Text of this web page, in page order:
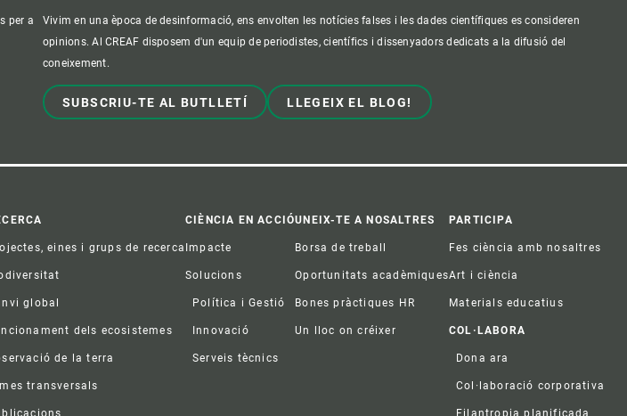
per a
Vivim en una època de desinformació, ens envolten les notícies falses i les dades científiques es consideren
opinions. Al CREAF disposem d'un equip de periodistes, científics i dissenyadors dedicats a la difusió del
coneixement.
SUBSCRIU-TE AL BUTLLETÍ LLEGEIX EL BLOG!
eines i grups de recerca
global
dels ecosistemes
de la terra
transversals
CIÈNCIA EN ACCIÓ
Impacte
Solucions
Política i Gestió
Innovació
Serveis tècnics
UNEIX-TE A NOSALTRES
Borsa de treball
Oportunitats acadèmiques
Bones pràctiques HR
Un lloc on créixer
PARTICIPA
Fes ciència amb nosaltres
Art i ciència
Materials educatius
COL·LABORA
Dona ara
Col·laboració corporativa
Filantropia planificada